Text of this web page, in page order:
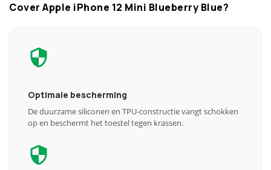
Cover Apple iPhone 12 Mini Blueberry Blue?
Optimale bescherming
De duurzame siliconen en TPU-constructie vangt schokken
op en beschermt het toestel tegen krassen.